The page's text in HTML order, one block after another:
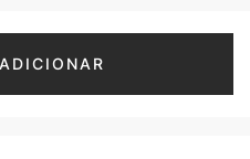
ADICIONAR